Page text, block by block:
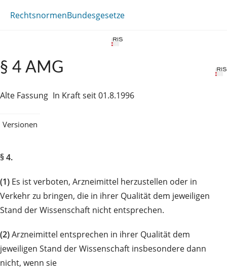
RechtsnormenBundesgesetze
§ 4 AMG
Alte Fassung In Kraft seit 01.8.1996
Versionen
§ 4.
(1) Es ist verboten, Arzneimittel herzustellen oder in
Verkehr zu bringen, die in ihrer Qualität dem jeweiligen
Stand der Wissenschaft nicht entsprechen.
(2)Arzneimittel entsprechen in ihrer Qualität dem
jeweiligen Stand der Wissenschaft insbesondere dann
nicht, wenn sie